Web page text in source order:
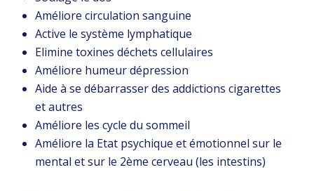
Améliore circulation sanguine
Active le système lymphatique
Elimine toxines déchets cellulaires
Améliore humeur dépression
Aide à se débarrasser des addictions cigarettes
et autres
Améliore les cycle du sommeil
Améliore la Etat psychique et émotionnel sur le
mental et sur le 2ème cerveau (les intestins)